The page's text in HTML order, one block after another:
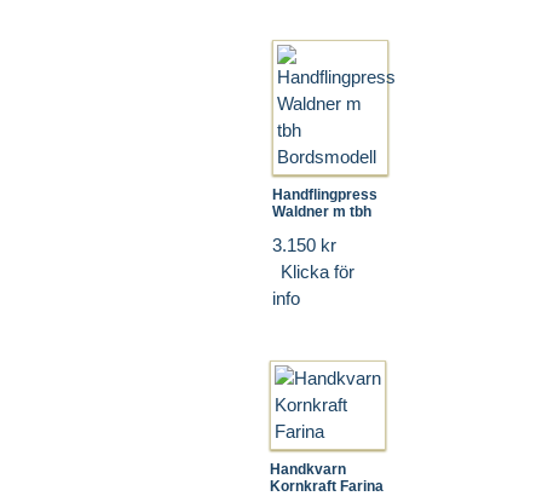
Handflingpress
Waldner m tbh
3.150 kr
Klicka för
info
Handkvarn
Kornkraft Farina